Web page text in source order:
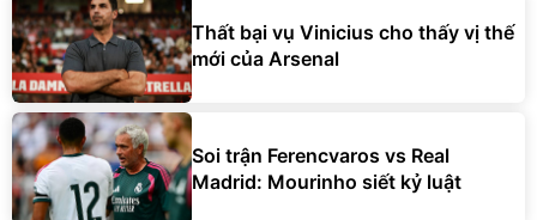
Thất bại vụ Vinicius cho thấy vị thế
mới của Arsenal
Soi trận Ferencvaros vs Real
Madrid: Mourinho siết kỷ luật